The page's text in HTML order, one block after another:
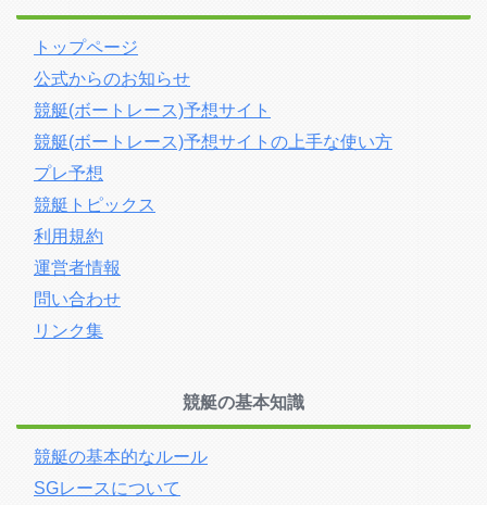
トップページ
公式からのお知らせ
競艇(ボートレース)予想サイト
競艇(ボートレース)予想サイトの上手な使い方
プレ予想
競艇トピックス
利用規約
運営者情報
問い合わせ
リンク集
競艇の基本知識
競艇の基本的なルール
SGレースについて